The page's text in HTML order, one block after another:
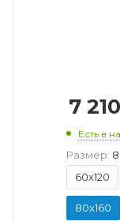
7 210
Есть в
Размер:
60x120
80x160